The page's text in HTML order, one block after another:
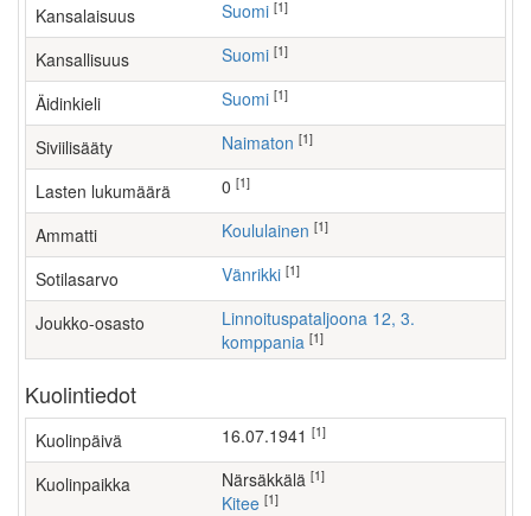
Kansalaisuus Suomi [1]
Kansallisuus Suomi [1]
Äidinkieli Suomi [1]
Siviilisääty Naimaton [1]
Lasten lukumäärä [1]
Ammatti koululainen [1]
Sotilasarvo Vänrikki [1]
Joukko-osasto
Linnoituspataljoona 12, 3.
komppania [1]
Kuolintiedot
Kuolinpäivä 16.07.1941 [1]
Kuolinpaikka Närsäkkälä [1]
Kitee [1]